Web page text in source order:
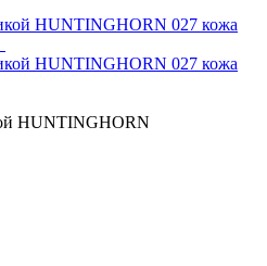
HUNTINGHORN